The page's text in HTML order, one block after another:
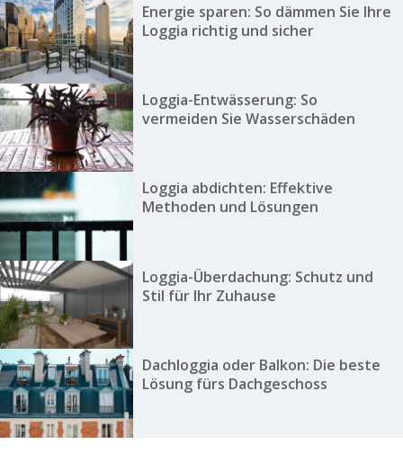
Energie sparen: So dämmen Sie Ihre
Loggia richtig und sicher
Loggia-Entwässerung: So
vermeiden Sie Wasserschäden
Loggia abdichten: Effektive
Methoden und Lösungen
Loggia-Überdachung: Schutz und
Stil für Ihr Zuhause
Dachloggia oder Balkon: Die beste
Lösung fürs Dachgeschoss